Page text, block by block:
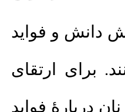
دانش و فواید
برای ارتقای
دربارۀ فواید